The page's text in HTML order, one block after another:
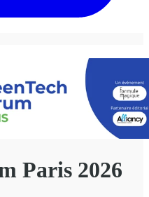
Paris 2026